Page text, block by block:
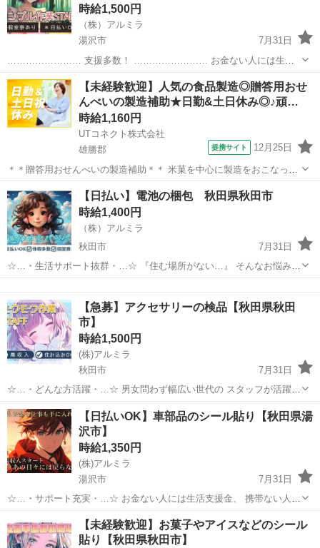
時給1,500円
（株）アルミラ
湯沢市
7月31日
支援金 携帯ない人にはレンタル 住む場所がない方には 即日入寮も可
能です！ もし、できない場合は 宿泊施設代をお渡...
秋田 湯沢市 倉庫 時給
【未経験歓迎】人気の食品製造◎贈答用おせ
んべいの製造補助★日勤&土日休み◎♪頑…
時給1,160円
UTコネクト株式会社
雄勝郡
提携サイト 12月25日
＊＊贈答用おせんべいの製造補助＊＊ 米菓を中心に製造をおこなって
います！ 未経験歓迎！ 手順書もあるので安心して作業が進められます
♪ 気さくなメンバーが多く働きやすい職場です！ ＜具体的には…＞ ◆
湿度や温度など設備調整...
秋田 雄勝郡 倉庫
【日払い】電池の梱包 秋田県秋田市
時給1,400円
（株）アルミラ
秋田市
7月31日
☆…・生活サポート抜群・…☆ 『住む場所がない…』 そんなお悩みを
お持ちの方必見！ アルミラが宿泊支援いたします♪ さらに、働いた分
のお金は 即GETできちゃうから< すぐにピンチを脱出で...
【急募】アクセサリーの検品【秋田県秋田
市】
時給1,500円
(株)アルミラ
秋田市
7月31日
☆…・どんな方活躍・…☆ 男女問わず幅広い世代の スタッフが活躍中
♪ 必要なスキルはないので スグに活躍できますよ◎ 休暇制度も 多数
充実しているので 『工場って休みがなさそう』 ...
秋田 秋田市 倉庫 時給
【日払いOK】車部品のシール貼り【秋田県湯
沢市】
時給1,350円
(株)アルミラ
湯沢市
7月31日
☆…・サポート充実・…☆ お金ない人には生活支援金、 携帯ない人に
はレンタル、 住む場所がない方には 即日入寮可能案件をご紹介♪ も
し、できない場合は 宿泊施設代をお渡しします☆ ☆…...
倉庫 時給
【未経験歓迎】お菓子やアイスなどのシール
貼り【秋田県秋田市】